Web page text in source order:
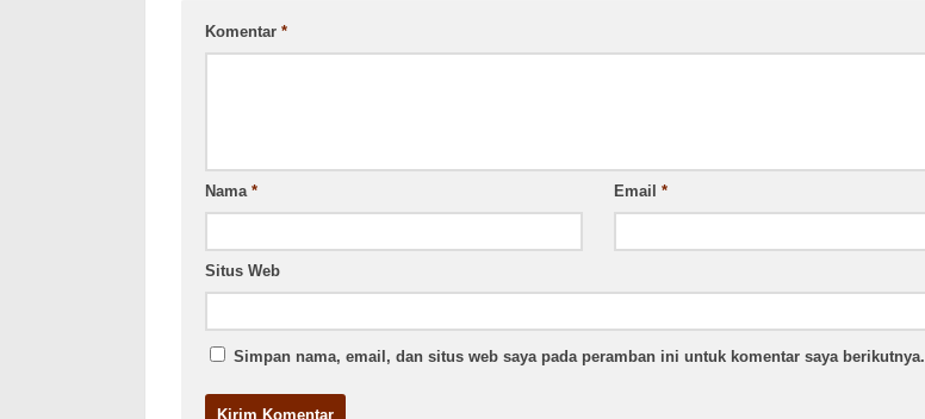
Komentar *
Nama * Email*
Situs Web
Simpan nama, email, dan situs web saya pada peramban ini untuk komentar saya berikutnya.